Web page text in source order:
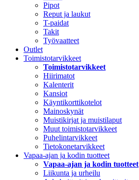
Pipot
Reput ja laukut
T-paidat
Takit
Työvaatteet
Outlet
Toimistotarvikkeet
Toimistotarvikkeet
Hiirimatot
Kalenterit
Kansiot
Käyntikorttikotelot
Mainoskynät
Muistikirjat ja muistilaput
Muut toimistotarvikkeet
Puhelintarvikkeet
Tietokonetarvikkeet
Vapaa-ajan ja kodin tuotteet
Vapaa-ajan ja kodin tuotteet
Liikunta ja urheilu